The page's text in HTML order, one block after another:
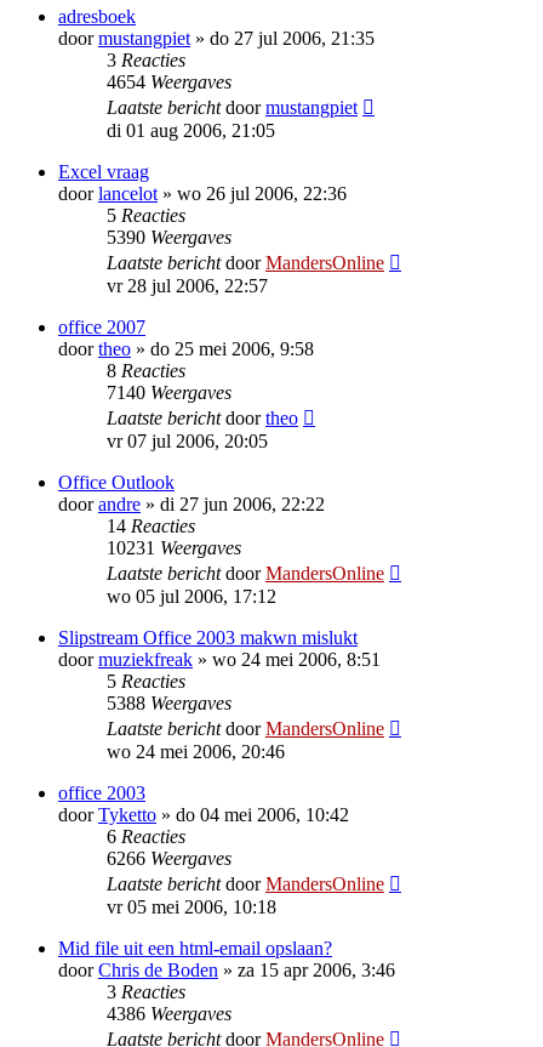
adresboek
doormustangpiet » do 27 jul 2006, 21:35
3 Reacties
4654 Weergaves
Laatste berichtdoormustangpiet
di 01 aug 2006, 21:05
Excel vraag
doorlancelot » wo 26 jul 2006, 22:36
5 Reacties
5390 Weergaves
Laatste berichtdoorMandersOnline
vr 28 jul 2006, 22:57
office 2007
doortheo » do 25 mei 2006, 9:58
8 Reacties
7140 Weergaves
Laatste berichtdoortheo
vr 07 jul 2006, 20:05
Office Outlook
doorandre » di 27 jun 2006, 22:22
14 Reacties
10231 Weergaves
Laatste berichtdoorMandersOnline
wo 05 jul 2006, 17:12
Slipstream Office 2003 makwn mislukt
doormuziekfreak » wo 24 mei 2006, 8:51
5 Reacties
5388 Weergaves
Laatste berichtdoorMandersOnline
wo 24 mei 2006, 20:46
office 2003
doorTyketto » do 04 mei 2006, 10:42
6 Reacties
6266 Weergaves
Laatste berichtdoorMandersOnline
vr 05 mei 2006, 10:18
Mid file uit een html-email opslaan?
doorChris de Boden » za 15 apr 2006, 3:46
3 Reacties
4386 Weergaves
Laatste berichtdoorMandersOnline